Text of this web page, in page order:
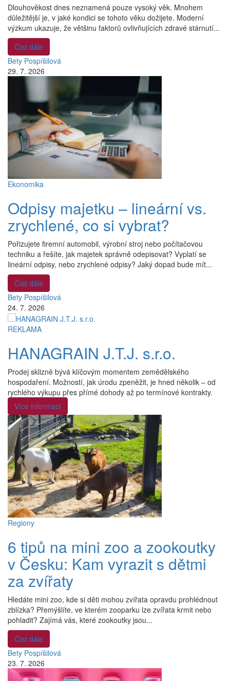
Dlouhověkost dnes neznamená pouze vysoký věk. Mnohem
důležitější je, v jaké kondici se tohoto věku dožijete. Moderní
výzkum ukazuje, že většinu faktorů ovlivňujících zdravé stárnutí...
Číst dále
Bety Pospíšilová
29. 7. 2026
Ekonomika
Odpisy majetku – lineární vs.
zrychlené, co si vybrat?
Pořizujete firemní automobil, výrobní stroj nebo počítačovou
techniku a řešíte, jak majetek správně odepisovat? Vyplatí se
lineární odpisy, nebo zrychlené odpisy? Jaký dopad bude mít...
Číst dále
Bety Pospíšilová
24. 7. 2026
REKLAMA
HANAGRAIN J.T.J. s.r.o.
Prodej sklizně bývá klíčovým momentem zemědělského
hospodaření. Možností, jak úrodu zpeněžit, je hned několik – od
rychlého výkupu přes přímé dohody až po termínové kontrakty.
Více informací
Regiony
6 tipů na mini zoo a zookoutky
v Česku: Kam vyrazit s dětmi
za zvířaty
Hledáte mini zoo, kde si děti mohou zvířata opravdu prohlédnout
zblízka? Přemýšlíte, ve kterém zooparku lze zvířata krmit nebo
pohladit? Zajímá vás, které zookoutky jsou...
Číst dále
Bety Pospíšilová
23. 7. 2026